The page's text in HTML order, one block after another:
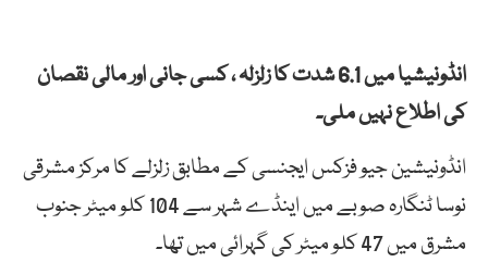
انڈونیشیا میں 6.1 شدت کا زلزلہ ، کسی جانی اور مالی نقصان
کی اطلاع نہیں ملی۔
انڈونیشین جیو فزکس ایجنسی کے مطابق زلزلے کا مرکز مشرقی
نوسا ٹنگارہ صوبے میں اینڈے شہر سے 104 کلو میٹر جنوب
مشرق میں 47 کلو میٹر کی گہرائی میں تھا۔